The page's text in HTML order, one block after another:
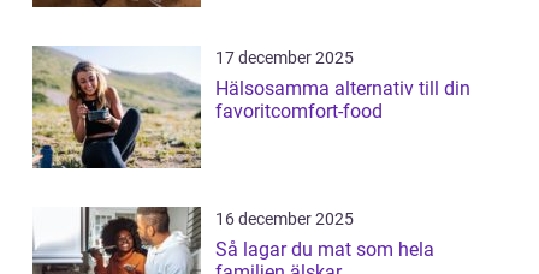
17 december 2025
Hälsosamma alternativ till din
favoritcomfort-food
16 december 2025
Så lagar du mat som hela